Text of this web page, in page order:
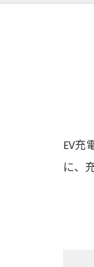
EV充
に、